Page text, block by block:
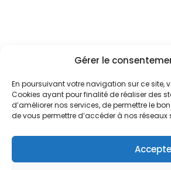
Gérer le
En poursuivant votre navigation sur ce site,
Cookies ayant pour finalité de réaliser des
d’améliorer nos services, de permettre le
de vous permettre d’accéder à nos réseaux